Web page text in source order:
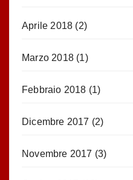
Aprile 2018 (2)
Marzo 2018 (1)
Febbraio 2018 (1)
Dicembre 2017 (2)
Novembre 2017 (3)